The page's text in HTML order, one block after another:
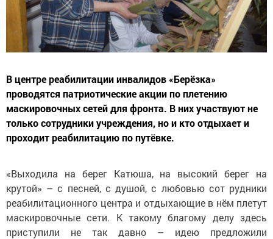
В центре реабилитации инвалидов «Берёзка»
проводятся патриотические акции по плетению
маскировочных сетей для фронта. В них участвуют не
только сотрудники учреждения, но и кто отдыхает и
проходит реабилитацию по путёвке.
«Выходила на берег Катюша, на высокий берег на
крутой» – с песней, с душой, с любовью сот рудники
реабилитационного центра и отдыхающие в нём плетут
маскировочные сети. К такому благому делу здесь
приступили не так давно – идею предложили